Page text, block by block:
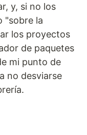
y, si no los
"sobre la
los proyectos
de paquetes
mi punto de
no desviarse